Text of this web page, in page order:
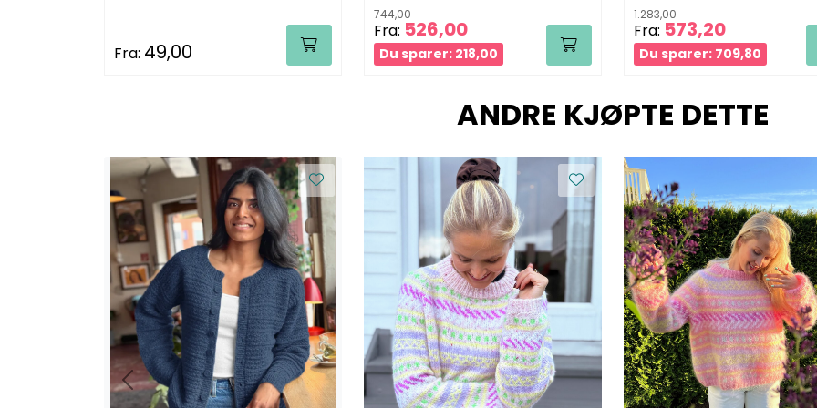
Fra: 49,00
744,00
Fra: 526,00
Du sparer: 218,00
1.283,00
Fra: 573,20
Du sparer: 709,80
ANDRE KJØPTE DETTE